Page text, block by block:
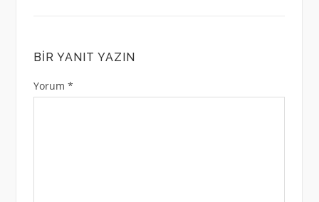
BIR YANIT YAZIN
Yorum *